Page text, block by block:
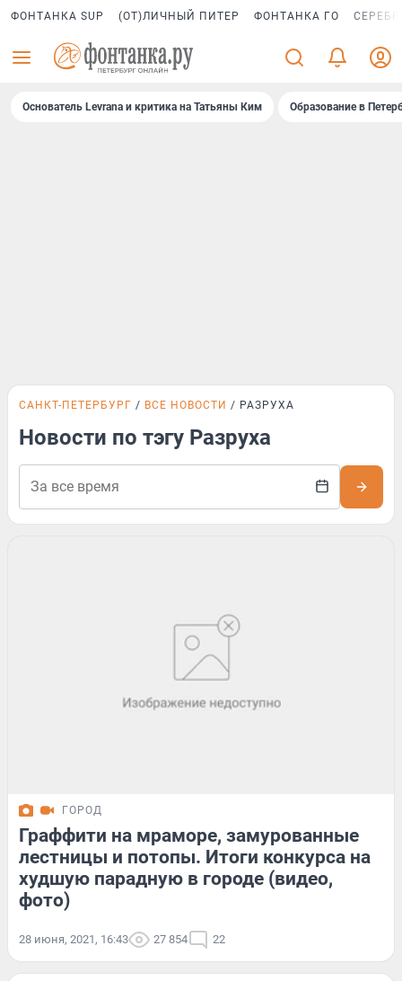
ФОНТАНКА SUP (ОТ)ЛИЧНЫЙ ПИТЕР ФОНТАНКА ГО
Основатель Levrana и критика на Татьяны Ким Образование в
САНКТ-ПЕТЕРБУРГ ВСЕ НОВОСТИ РАЗРУХА
Новости по тэгу Разруха
ГОРОД
Граффити на мраморе, замурованные
лестницы и потопы. Итоги конкурса на
худшую парадную в городе (видео,
фото)
28 июня, 2021, 16:43 27 854 22